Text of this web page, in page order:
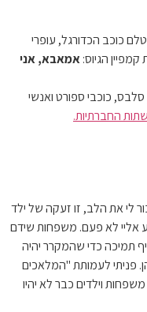
כוכב הכדורגל, עופרי
הגיוס:אמאבא, אני
דעת קהל, סלבס, כוכבי ספורט ואנשי
החברתיות.
לי את הלב, זו זעקה של ילד
אליי לא פעם. משפחות שידם
תמיכה כדי שהמקרר יהיה
פניתי לעמותת "המלאכים
וילדים כבר לא יהיו